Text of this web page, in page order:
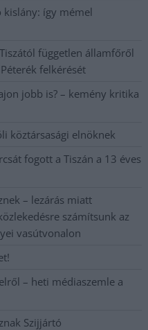
kislány: így mémel
független államfőről
felkérését
jobb is? – kemény kritika
köztársasági elnöknek
fogott a Tiszán a 13 éves
– lezárás miatt
számítsunk az
vasútvonalon
– heti médiaszemle a
Szijjártó